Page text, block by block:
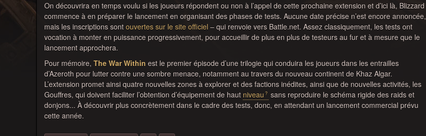
On découvrira en temps voulu si les joueurs répondent ou non à l’appel de cette prochaine extension et d’ici là, Blizzard
commence à en préparer le lancement en organisant des phases de tests. Aucune date précise n’est encore annoncée,
mais les inscriptions sont ouvertes sur le site officiel – qui renvoie vers Battle.net. Assez classiquement, les tests ont
vocation à monter en puissance progressivement, pour accueillir de plus en plus de testeurs au fur et à mesure que le
lancement approchera.
Pour mémoire, The War Within est le premier épisode d’une trilogie qui conduira les joueurs dans les entrailles
d’Azeroth pour lutter contre une sombre menace, notamment au travers du nouveau continent de Khaz Algar.
L’extension promet ainsi quatre nouvelles zones à explorer et des factions inédites, ainsi que de nouvelles activités, les
Gouffres, qui doivent faciliter l’obtention d’équipement de haut niveau
sans reproduire le schéma rigide des raids et
donjons... À découvrir plus concrètement dans le cadre des tests, donc, en attendant un lancement commercial prévu
cette année.